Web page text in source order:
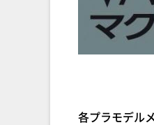
各プラモデル